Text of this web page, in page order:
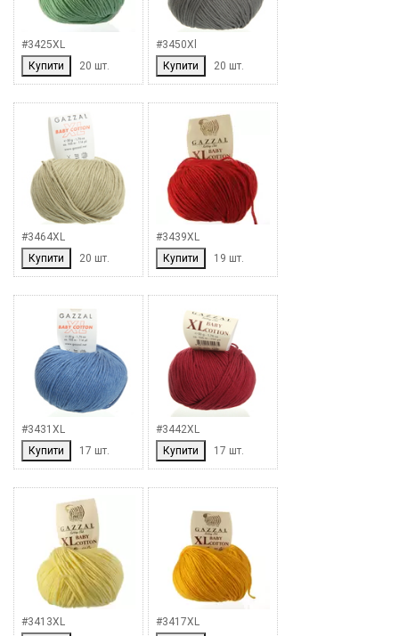
#3425XL
Купити
20 шт.
#3450Xl
Купити
20 шт.
#3464XL
Купити
20 шт.
#3439XL
Купити
19 шт.
#3431XL
Купити
17 шт.
#3442XL
Купити
17 шт.
#3413XL
#3417XL